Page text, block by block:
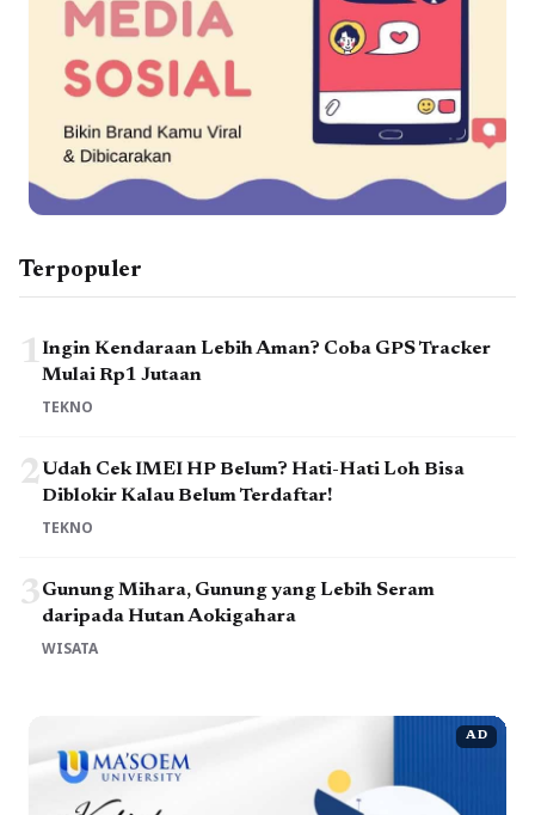
Terpopuler
1Ingin Kendaraan Lebih Aman? Coba GPS Tracker
Mulai Rp1 Jutaan
TEKNO
2Udah Cek IMEI HP Belum? Hati-Hati Loh Bisa
Diblokir Kalau Belum Terdaftar!
TEKNO
3Gunung Mihara, Gunung yang Lebih Seram
daripada Hutan Aokigahara
WISATA
AD